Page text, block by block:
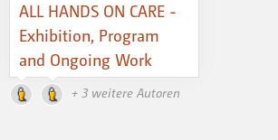
ALL HANDS ON CARE -
Exhibition, Program
and Ongoing Work
+ 3 weitere Autoren